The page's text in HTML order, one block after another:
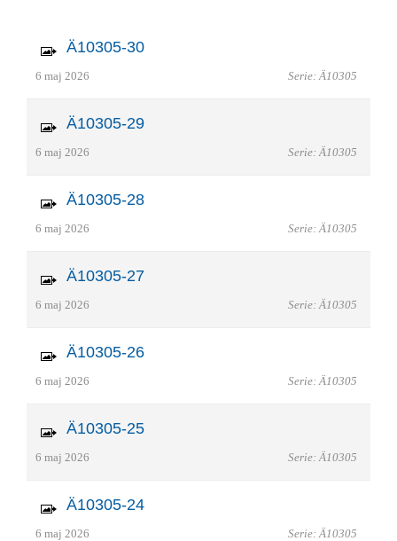
Ä10305-30
6 maj 2026 Serie: Ä10305
Ä10305-29
6 maj 2026 Serie: Ä10305
Ä10305-28
6 maj 2026 Serie: Ä10305
Ä10305-27
6 maj 2026 Serie: Ä10305
Ä10305-26
6 maj 2026 Serie: Ä10305
Ä10305-25
6 maj 2026 Serie: Ä10305
Ä10305-24
6 maj 2026 Serie: Ä10305